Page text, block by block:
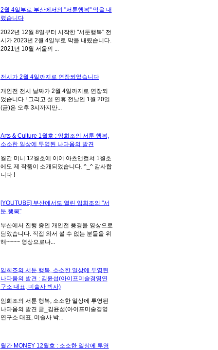
2월 4일부로 부산에서의 "서툰행복" 막을 내
렸습니다
2022년 12월 8일부터 시작한 "서툰행복" 전
시가 2023년 2월 4일부로 막을 내렸습니다.
2021년 10월 서울의 ...
전시가 2월 4일까지로 연장되었습니다
개인전 전시 날짜가 2월 4일까지로 연장되
었습니다 ! 그리고 설 연휴 전날인 1월 20일
(금)은 오후 3시까지만...
Arts & Culture 1월호 : 임희조의 서툰 행복,
소소한 일상에 투영된 나다움의 발견
월간 머니 12월호에 이어 아츠앤컬쳐 1월호
에도 제 작품이 소개되었습니다. ^_^ 감사합
니다 !
[YOUTUBE] 부산에서도 열린 임희조의 "서
툰 행복"
부산에서 진행 중인 개인전 풍경을 영상으로
담았습니다. 직접 와서 볼 수 없는 분들을 위
해~~~~ 영상으로나...
임희조의 서툰 행복, 소소한 일상에 투영된
나다움의 발견 : 김윤섭(아이프미술경영연
구소 대표, 미술사 박사)
임희조의 서툰 행복, 소소한 일상에 투영된
나다움의 발견 글_김윤섭(아이프미술경영
연구소 대표, 미술사 박...
월간 MONEY 12월호 : 소소한 일상에 투영